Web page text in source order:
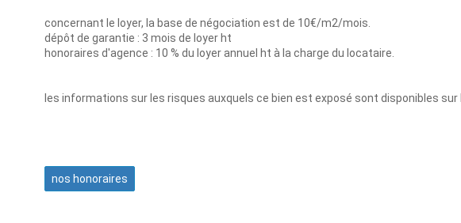
concernant le loyer, la base de négociation est de 10€/m2/mois.
dépôt de garantie : 3 mois de loyer ht
honoraires d'agence : 10 % du loyer annuel ht à la charge du locataire.
les informations sur les risques auxquels ce bien est exposé sont disponibles
nos honoraires